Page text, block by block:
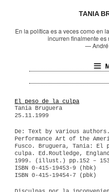
TANIA
En la política es a veces como en
incurren finalmente es
—
El peso de la culpa
Tania Bruguera
25.11.1999
De: Text by various
Performance Art of the
Fusco.
Bruguera, Tania: El
culpa.
Ed.Routledge,
1999.
(illust.) pp.152 –
ISBN 0-415-19453-9 (hbk)
ISBN 0-415-19454-7 (pbk)